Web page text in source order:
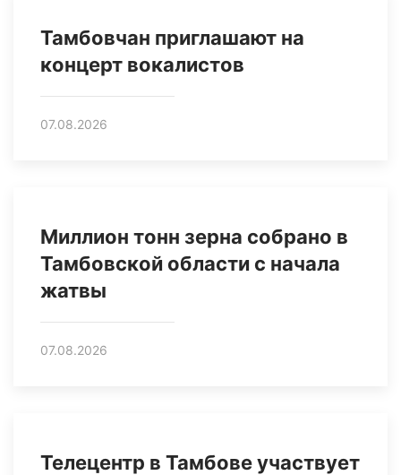
Тамбовчан приглашают на
концерт вокалистов
07.08.2026
Миллион тонн зерна собрано в
Тамбовской области с начала
жатвы
07.08.2026
Телецентр в Тамбове участвует